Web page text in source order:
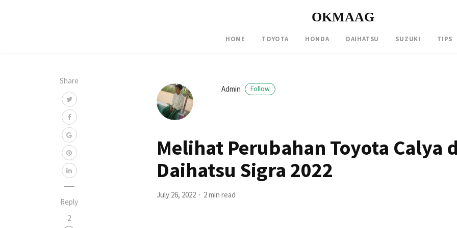
OKMAAG
HOME TOYOTA HONDA DAIHATSU SUZUKI TIPS
Share
Reply
2
Admin Follow
Melihat Perubahan Toyota Calya
Daihatsu Sigra 2022
July 26, 2022 2 min read